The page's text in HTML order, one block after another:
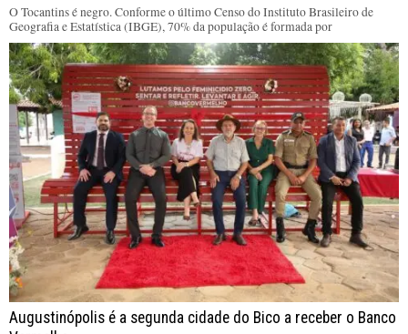
O Tocantins é negro. Conforme o último Censo do Instituto Brasileiro de
Geografia e Estatística (IBGE), 70% da população é formada por
Augustinópolis é a segunda cidade do Bico a receber o Banco